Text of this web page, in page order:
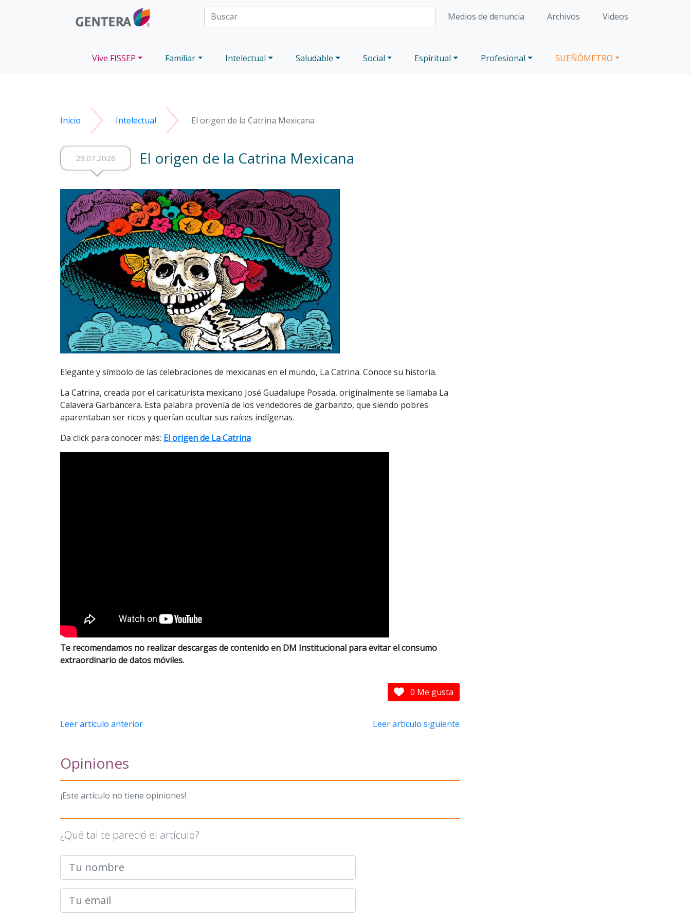
Medios de denuncia Archivos Videos
Vive FISSEP Familiar Intelectual Saludable Social Espiritual Profesional SUEÑÓMETRO
Inicio Intelectual El origen de la Catrina Mexicana
29.07.2026 El origen de la Catrina Mexicana
Elegante y símbolo de las celebraciones de mexicanas en el mundo, La Catrina. Conoce su historia.
La Catrina, creada por el caricaturista mexicano José Guadalupe Posada, originalmente se llamaba La
Calavera Garbancera. Esta palabra provenía de los vendedores de garbanzo, que siendo pobres
aparentaban ser ricos y querían ocultar sus raíces indígenas.
Da click para conocer más: El origen de La Catrina
Te recomendamos no realizar descargas de contenido en DM Institucional para evitar el consumo
extraordinario de datos móviles.
0 Me gusta
Leer artículo anterior Leer artículo siguiente
Opiniones
¡Este artículo no tiene opiniones!
¿Qué tal te pareció el artículo?